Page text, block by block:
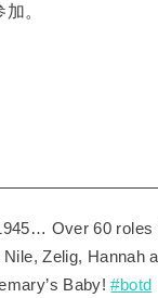
。
Over 60 roles
Zelig, Hannah
Baby!#botd